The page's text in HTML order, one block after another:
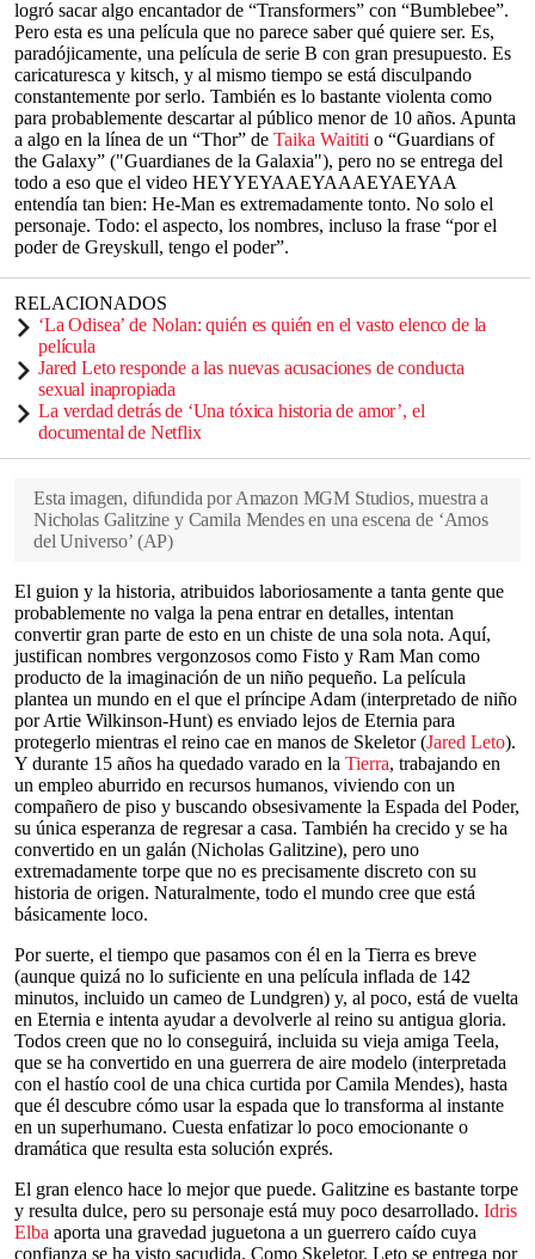
logró sacar algo encantador de “Transformers” con “Bumblebee”.
Pero esta es una película que no parece saber qué quiere ser. Es,
paradójicamente, una película de serie B con gran presupuesto. Es
caricaturesca y kitsch, y al mismo tiempo se está disculpando
constantemente por serlo. También es lo bastante violenta como
para probablemente descartar al público menor de 10 años. Apunta
a algo en la línea de un “Thor” de Taika Waititi o “Guardians of
the Galaxy” ("Guardianes de la Galaxia"), pero no se entrega del
todo a eso que el video HEYYEYAAEYAAAEYAEYAA
entendía tan bien: He-Man es extremadamente tonto. No solo el
personaje. Todo: el aspecto, los nombres, incluso la frase “por el
poder de Greyskull, tengo el poder”.
RELACIONADOS
‘La Odisea’ de Nolan: quién es quién en el vasto elenco de la
película
Jared Leto responde a las nuevas acusaciones de conducta
sexual inapropiada
La verdad detrás de ‘Una tóxica historia de amor’, el
documental de Netflix
Esta imagen, difundida por Amazon MGM Studios, muestra a
Nicholas Galitzine y Camila Mendes en una escena de ‘Amos
del Universo’ (AP)
El guion y la historia, atribuidos laboriosamente a tanta gente que
probablemente no valga la pena entrar en detalles, intentan
convertir gran parte de esto en un chiste de una sola nota. Aquí,
justifican nombres vergonzosos como Fisto y Ram Man como
producto de la imaginación de un niño pequeño. La película
plantea un mundo en el que el príncipe Adam (interpretado de niño
por Artie Wilkinson-Hunt) es enviado lejos de Eternia para
protegerlo mientras el reino cae en manos de Skeletor (Jared Leto).
Y durante 15 años ha quedado varado en la Tierra, trabajando en
un empleo aburrido en recursos humanos, viviendo con un
compañero de piso y buscando obsesivamente la Espada del Poder,
su única esperanza de regresar a casa. También ha crecido y se ha
convertido en un galán (Nicholas Galitzine), pero uno
extremadamente torpe que no es precisamente discreto con su
historia de origen. Naturalmente, todo el mundo cree que está
básicamente loco.
Por suerte, el tiempo que pasamos con él en la Tierra es breve
(aunque quizá no lo suficiente en una película inflada de 142
minutos, incluido un cameo de Lundgren) y, al poco, está de vuelta
en Eternia e intenta ayudar a devolverle al reino su antigua gloria.
Todos creen que no lo conseguirá, incluida su vieja amiga Teela,
que se ha convertido en una guerrera de aire modelo (interpretada
con el hastío cool de una chica curtida por Camila Mendes), hasta
que él descubre cómo usar la espada que lo transforma al instante
en un superhumano. Cuesta enfatizar lo poco emocionante o
dramática que resulta esta solución exprés.
El gran elenco hace lo mejor que puede. Galitzine es bastante torpe
y resulta dulce, pero su personaje está muy poco desarrollado. Idris
Elba aporta una gravedad juguetona a un guerrero caído cuya
confianza se ha visto sacudida. Como Skeletor, Leto se entrega por